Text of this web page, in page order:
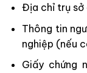
Địa chỉ trụ sở
Thông tin
nghiệp (nếu
Giấy chứng